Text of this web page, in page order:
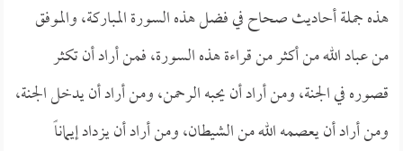
هذه جملة أحاديث صحاح في فضل هذه السورة المباركة، والموفق
من عباد الله من أكثر من قراءة هذه السورة، فمن أراد أن تكثر
قصوره في الجنة، ومن أراد أن يحبه الرحمن، ومن أراد أن يدخل الجنة،
ومن أراد أن يعصمه الله من الشيطان، ومن أراد أن يزداد إيماناً